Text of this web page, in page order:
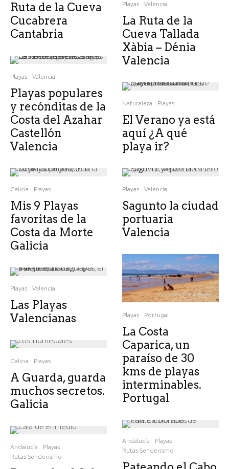
Ruta de la Cueva
Cucabrera
Cantabria
Playas Valencia
Playas populares
y recónditas de la
Costa del Azahar
Castellón
Valencia
Galicia Playas
Mis 9 Playas
favoritas de la
Costa da Morte
Galicia
Playas Valencia
Las Playas
Valencianas
Galicia Playas
A Guarda, guarda
muchos secretos.
Galicia
Andalucía
Playas
Rutas-Senderismo
Playas Valencia
La Ruta de la
Cueva Tallada
Xàbia – Dénia
Valencia
Naturaleza Playas
El Verano ya está
aquí ¿A qué
playa ir?
Playas Valencia
Sagunto la ciudad
portuaria
Valencia
Playas Portugal
La Costa
Caparica, un
paraíso de 30
kms de playas
interminables.
Portugal
Andalucía
Playas
Rutas-Senderismo